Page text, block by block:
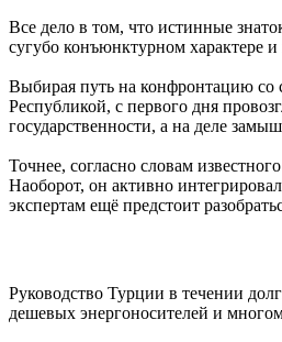
Все дело в том, что истинные
сугубо конъюнктурном характере
Выбирая путь на конфронтацию со
Республикой, с первого дня
государственности, а на деле
Точнее, согласно словам
Наоборот, он активно
экспертам ещё предстоит
Руководство Турции в течении
дешевых энергоносителей и